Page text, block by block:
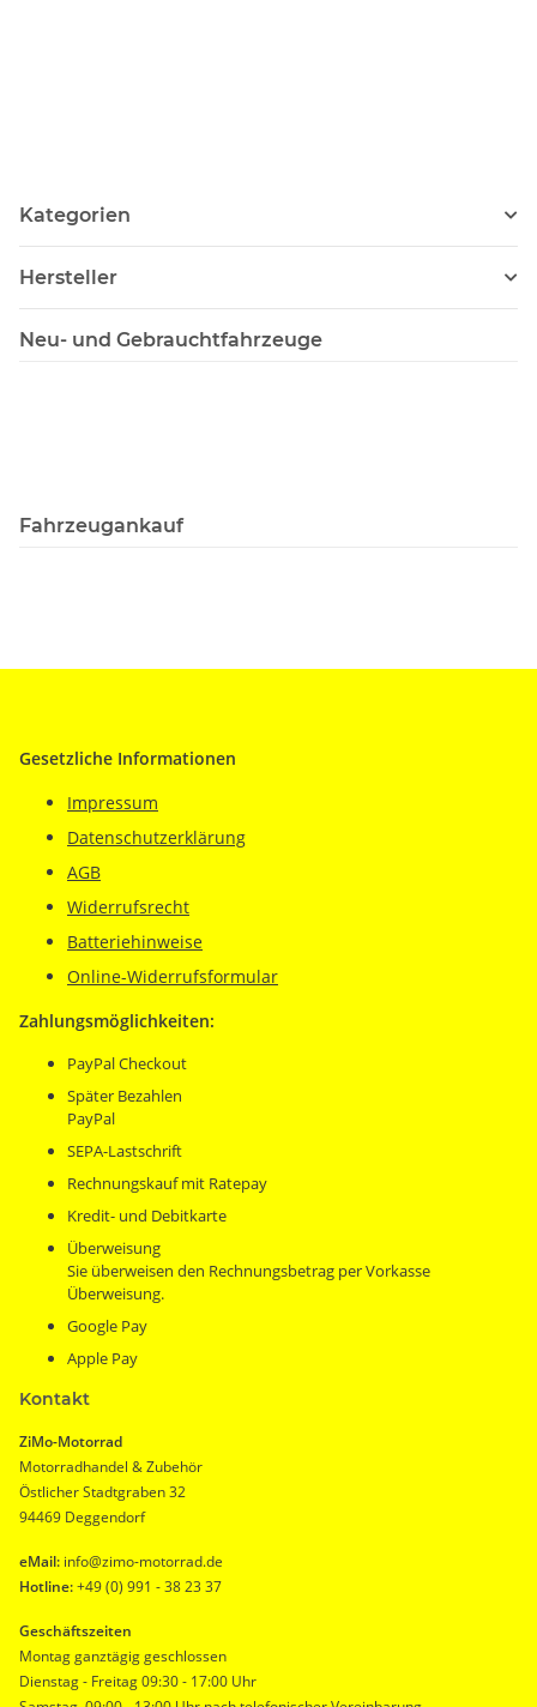
Kategorien
Hersteller
Neu- und Gebrauchtfahrzeuge
Fahrzeugankauf
Gesetzliche Informationen
Impressum
Datenschutzerklärung
AGB
Widerrufsrecht
Batteriehinweise
Online-Widerrufsformular
Zahlungsmöglichkeiten:
PayPal Checkout
Später Bezahlen
PayPal
SEPA-Lastschrift
Rechnungskauf mit Ratepay
Kredit- und Debitkarte
Überweisung
Sie überweisen den Rechnungsbetrag per Vorkasse
Überweisung.
Google Pay
Apple Pay
Kontakt
ZiMo-Motorrad
Motorradhandel & Zubehör
Östlicher Stadtgraben 32
94469 Deggendorf
eMail: info@zimo-motorrad.de
Hotline:+49 (0) 991 - 38 23 37
Geschäftszeiten
Montag ganztägig geschlossen
Dienstag - Freitag 09:30 - 17:00 Uhr